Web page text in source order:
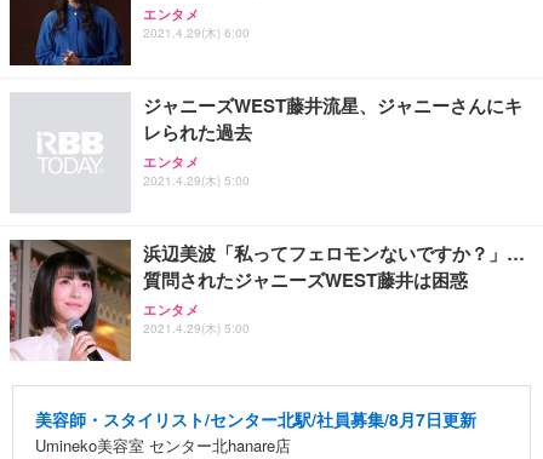
エンタメ
2021.4.29(木) 6:00
ジャニーズWEST藤井流星、ジャニーさんにキ
レられた過去
エンタメ
2021.4.29(木) 5:00
浜辺美波「私ってフェロモンないですか？」…
質問されたジャニーズWEST藤井は困惑
エンタメ
2021.4.29(木) 5:00
美容師・スタイリスト/センター北駅/社員募集/8月7日更新
Umineko美容室 センター北hanare店